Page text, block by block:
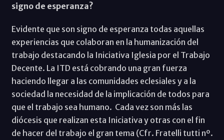
signo de esperanza?
Evidente que son signo de esperanza todas aquellas
experiencias que colaboran en la humanización del
trabajo destacando la Iniciativa Iglesia por el Trabajo
Decente. La ITD está cobrando una gran fuerza
haciendo llegar a las comunidades eclesiales y a la
sociedad la necesidad de la implicación de todos para
que el trabajo sea humano. Cada vez son más las
diócesis que realizan esta Iniciativa y otras con el fin
de hacer del trabajo el gran tema (Cfr. Fratelli tutti nº.